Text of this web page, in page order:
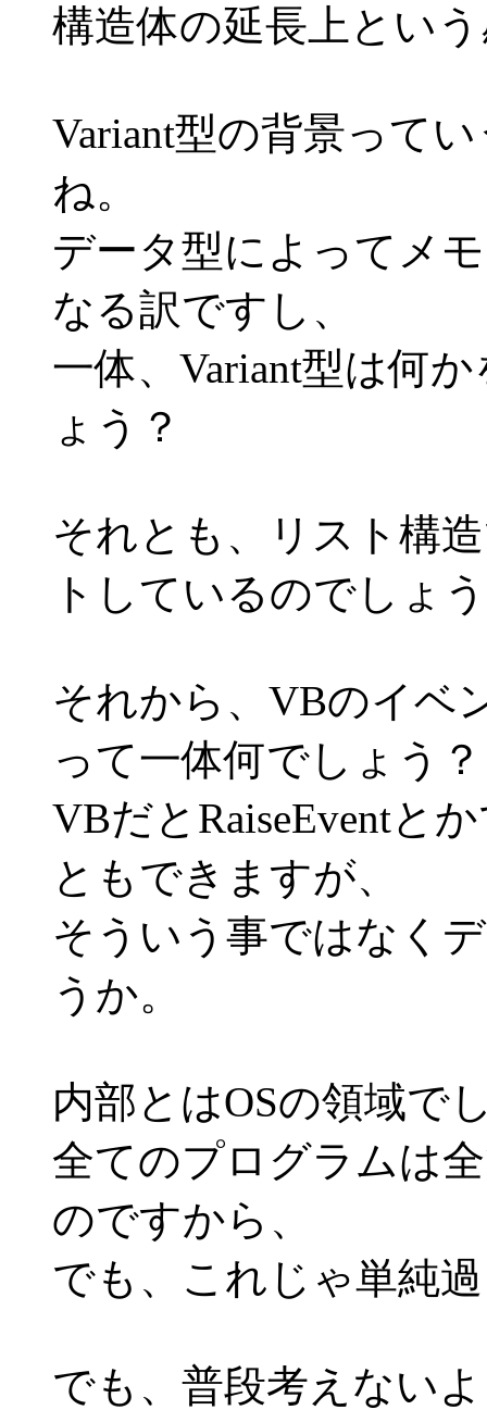
構造体の延長上とい
Variant型の背景って
ね。
データ型によってメ
なる訳ですし、
一体、Variant型は何
ょう？
それとも、リスト構
トしているのでしょ
それから、VBのイベ
って一体何でしょう？
VBだとRaiseEventと
ともできますが、
そういう事ではなく
うか。
内部とはOSの領域で
全てのプログラムは
のですから、
でも、これじゃ単純
でも、普段考えない